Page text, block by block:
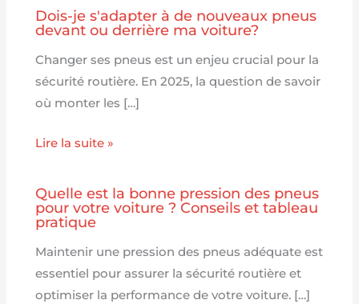
Dois-je s'adapter à de nouveaux pneus
devant ou derrière ma voiture?
Changer ses pneus est un enjeu crucial pour la
sécurité routière. En 2025, la question de savoir
où monter les […]
Lire la suite »
Quelle est la bonne pression des pneus
pour votre voiture ? Conseils et tableau
pratique
Maintenir une pression des pneus adéquate est
essentiel pour assurer la sécurité routière et
optimiser la performance de votre voiture. […]